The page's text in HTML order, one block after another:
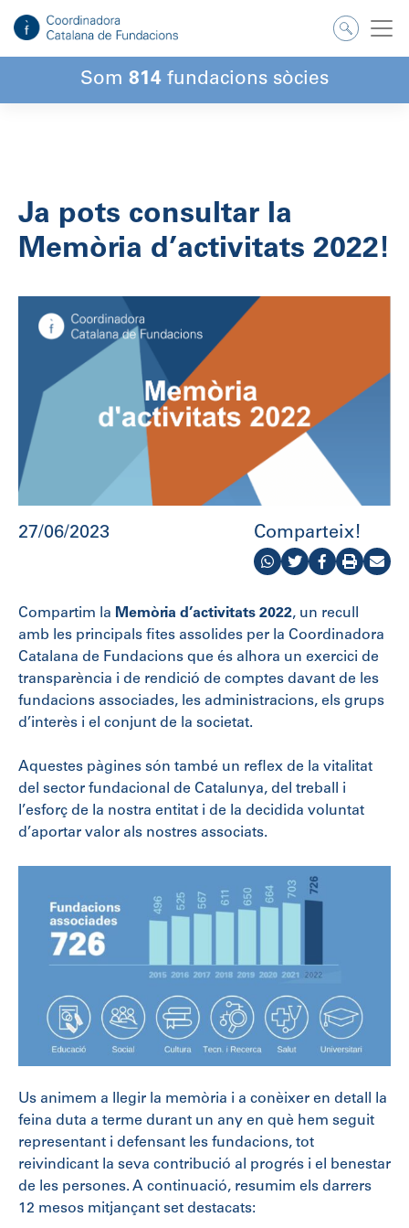
contingut
Som 814 fundacions sòcies
Ja pots consultar la
Memòria d’activitats 2022!
27/06/2023 Comparteix!
Compartim la Memòria d’activitats 2022, un recull
amb les principals fites assolides per la Coordinadora
Catalana de Fundacions que és alhora un exercici de
transparència i de rendició de comptes davant de les
fundacions associades, les administracions, els grups
d’interès i el conjunt de la societat.
Aquestes pàgines són també un reflex de la vitalitat
del sector fundacional de Catalunya, del treball i
l’esforç de la nostra entitat i de la decidida voluntat
d’aportar valor als nostres associats.
Us animem a llegir la memòria i a conèixer en detall la
feina duta a terme durant un any en què hem seguit
representant i defensant les fundacions, tot
reivindicant la seva contribució al progrés i el benestar
de les persones. A continuació, resumim els darrers
12 mesos mitjançant set destacats: